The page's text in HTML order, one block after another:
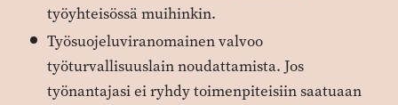
työyhteisössä muihinkin.
Työsuojeluviranomainen valvoo
työturvallisuuslain noudattamista. Jos
työnantajasi ei ryhdy toimenpiteisiin saatuaan